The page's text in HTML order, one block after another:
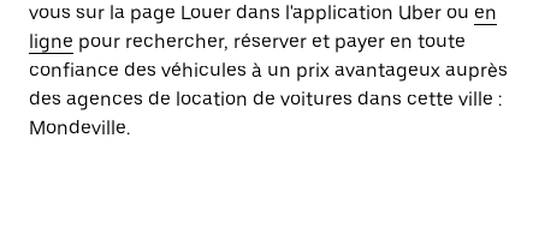
vous sur la page Louer dans l'application Uber ou en
ligne pour rechercher, réserver et payer en toute
confiance des véhicules à un prix avantageux auprès
des agences de location de voitures dans cette ville :
Mondeville.